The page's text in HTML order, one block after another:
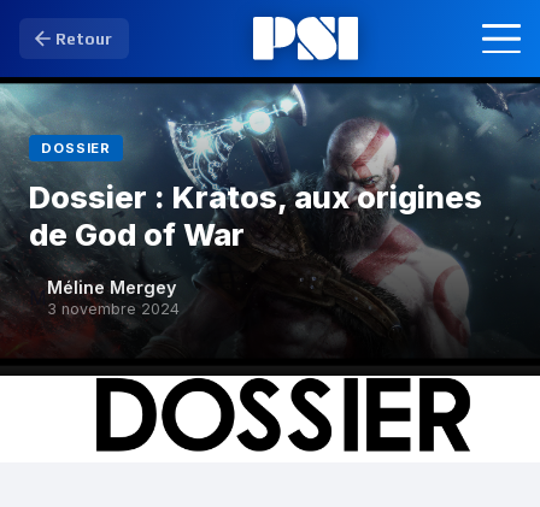
Retour
DOSSIER
Dossier : Kratos, aux origines
de God of War
M Méline Mergey
3 novembre 2024